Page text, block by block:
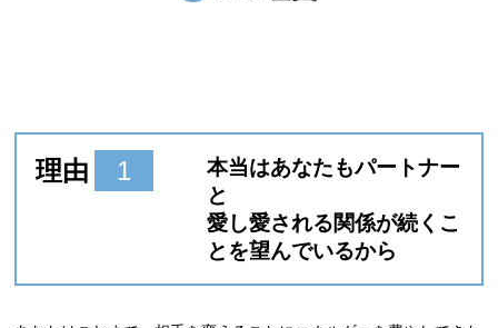
理由 1
本当はあなたもパートナー
と
愛し愛される関係が続くこ
とを望んでいるから